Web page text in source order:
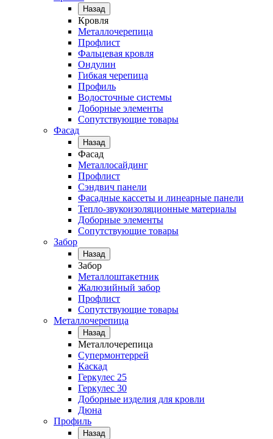
Назад
Кровля
Металлочерепица
Профлист
Фальцевая кровля
Ондулин
Гибкая черепица
Профиль
Водосточные системы
Доборные элементы
Сопутствующие товары
Фасад
Назад
Фасад
Металлосайдинг
Профлист
Сэндвич панели
Фасадные кассеты и линеарные панели
Тепло-звукоизоляционные материалы
Доборные элементы
Сопутствующие товары
Забор
Назад
Забор
Металлоштакетник
Жалюзийный забор
Профлист
Сопутствующие товары
Металлочерепица
Назад
Металлочерепица
Супермонтеррей
Каскад
Геркулес 25
Геркулес 30
Доборные изделия для кровли
Дюна
Профиль
Назад